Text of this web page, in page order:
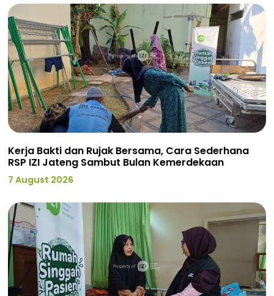
Kerja Bakti dan Rujak Bersama, Cara Sederhana
RSP IZI Jateng Sambut Bulan Kemerdekaan
7 August 2026